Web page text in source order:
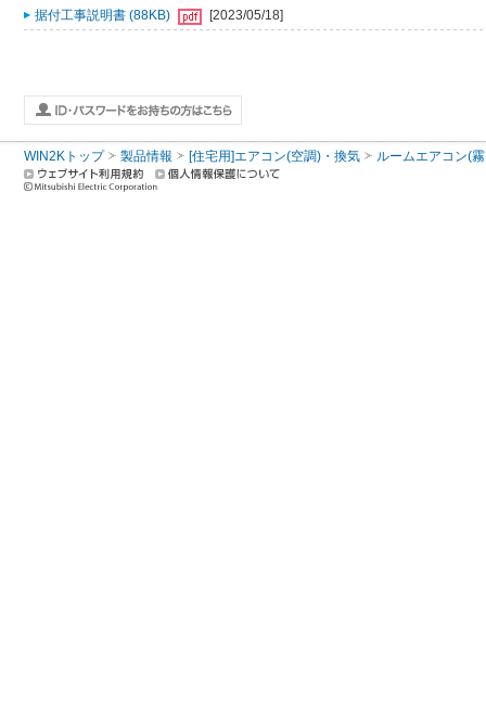
据付工事説明書 (88KB) [2023/05/18]
WIN2Kトップ 製品情報 [住宅用]エアコン(空調)・換気 ルームエアコン(